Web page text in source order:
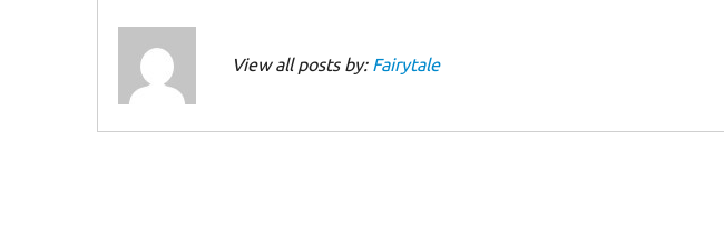
View all posts by: Fairytale